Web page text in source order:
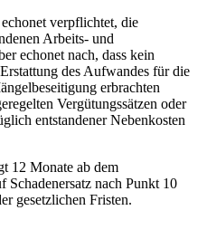
verpflichtet, die
Arbeits- und
echonet nach, dass kein
des Aufwandes für die
erbrachten
Vergütungssätzen oder
entstandener Nebenkosten
12 Monate ab dem
Schadenersatz nach Punkt 10
gesetzlichen Fristen.